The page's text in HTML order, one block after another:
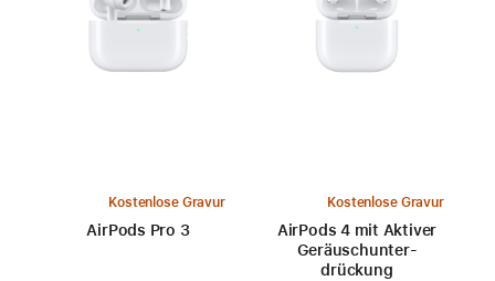
Kostenlose Gravur
AirPods Pro 3
Kostenlose Gravur
AirPods 4 mit Aktiver
Geräusch­unter­
drückung